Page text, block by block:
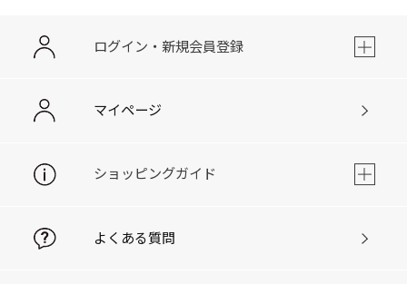
ログイン・新規会員登録
マイページ
ショッピングガイド
よくある質問